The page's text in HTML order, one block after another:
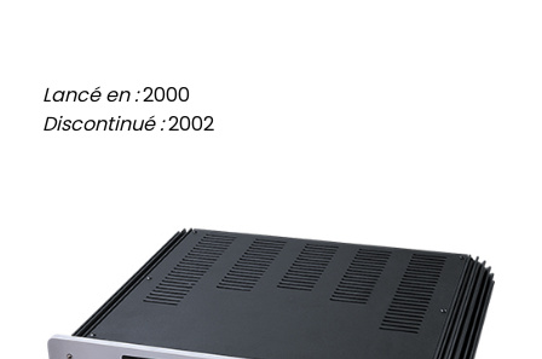
Lancé en :2000
Discontinué :2002